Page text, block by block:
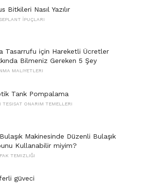
Bitkileri Nasıl Yazılır
İPUÇLARI
Tasarrufu için Hareketli Ücretler
Bilmeniz Gereken 5 Şey
MALIYETLERI
Tank Pompalama
TESISAT ONARIM TEMELLERI
Makinesinde Düzenli Bulaşık
Kullanabilir miyim?
TEMIZLIĞI
güveci